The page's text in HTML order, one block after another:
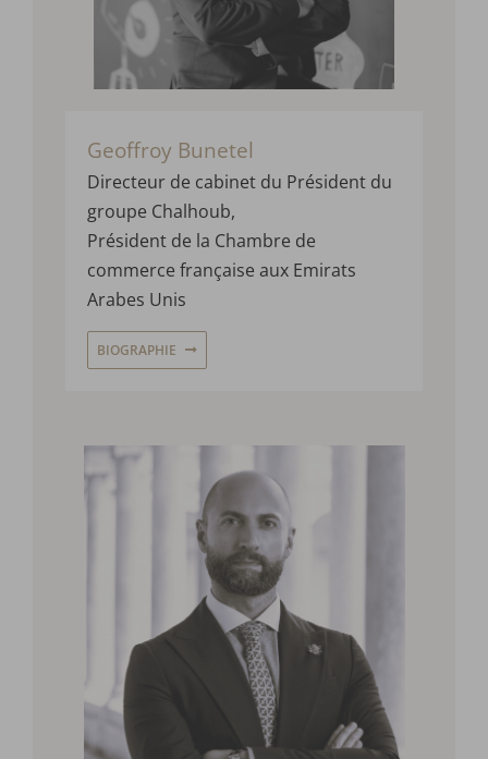
Geoffroy Bunetel
Directeur de cabinet du Président du
groupe Chalhoub,
Président de la Chambre de
commerce française aux Emirats
Arabes Unis
BIOGRAPHIE